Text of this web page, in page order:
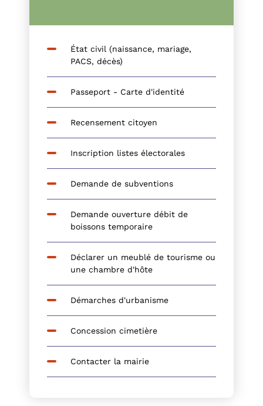
État civil (naissance, mariage,
PACS, décès)
Passeport - Carte d'identité
Recensement citoyen
Inscription listes électorales
Demande de subventions
Demande ouverture débit de
boissons temporaire
Déclarer un meublé de tourisme ou
une chambre d'hôte
Démarches d'urbanisme
Concession cimetière
Contacter la mairie